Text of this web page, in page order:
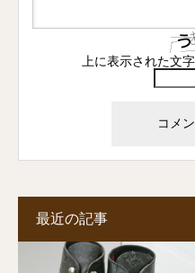
上に表示された文
最近の記事